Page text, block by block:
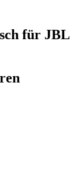
für JBL